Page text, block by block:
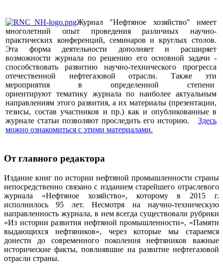
Журнал "Нефтяное хозяйство" имеет
многолетний опыт проведения различных научно-
практических конференций, семинаров и круглых столов.
Эта форма деятельности дополняет и расширяет
возможности журнала по решению его основной задачи -
способствовать развитию научно-технического прогресса
отечественной нефтегазовой отрасли. Также эти
мероприятия в определенной степени
ориентируют тематику журнала по наиболее актуальным
направлениям этого развития, а их материалы (презентации,
тезисы, состав участников и пр.) как и опубликованные в
журнале статьи позволяют проследить его историю. Здесь
можно ознакомиться с этими материалами.
От главного редактора
Издание книг по истории нефтяной промышленности страны
непосредственно связано с изданием старейшего отраслевого
журнала «Нефтяное хозяйство», которому в 2015 г.
исполнилось 95 лет. Несмотря на научно-техническую
направленность журнала, в нем всегда существовали рубрики
«Из истории развития нефтяной промышленности», «Памяти
выдающихся нефтяников», через которые мы стараемся
донести до современного поколения нефтяников важные
исторические факты, повлиявшие на развитие нефтегазовой
отрасли страны.